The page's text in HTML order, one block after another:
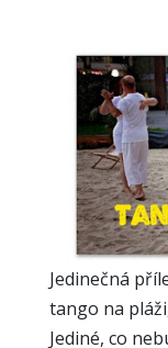
Jedinečná
tango na
Jediné, co